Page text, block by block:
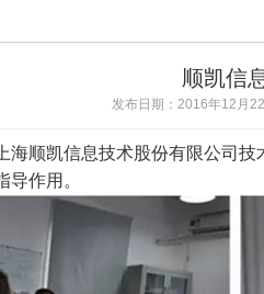
顺凯信
发布日期：2016年12月
海顺凯信息技术股份有限公司
导作用。